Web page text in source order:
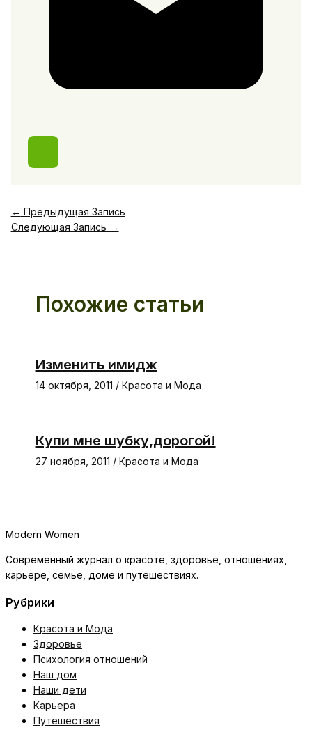
← Предыдущая Запись
Следующая Запись →
Похожие статьи
Изменить имидж
14 октября, 2011 / Красота и Мода
Купи мне шубку,дорогой!
27 ноября, 2011 / Красота и Мода
Modern Women
Современный журнал о красоте, здоровье, отношениях,
карьере, семье, доме и путешествиях.
Рубрики
Красота и Мода
Здоровье
Психология отношений
Наш дом
Наши дети
Карьера
Путешествия